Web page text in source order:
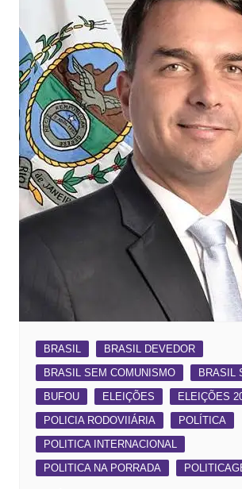
BRASIL
BRASIL DEVEDOR
BRASIL SEM COMUNISMO
BRASIL
BUFOU
ELEIÇÕES
ELEIÇÕES
POLICIA RODOVIIÁRIA
POLÍTICA
POLITICA INTERNACIONAL
POLITICA NA PORRADA